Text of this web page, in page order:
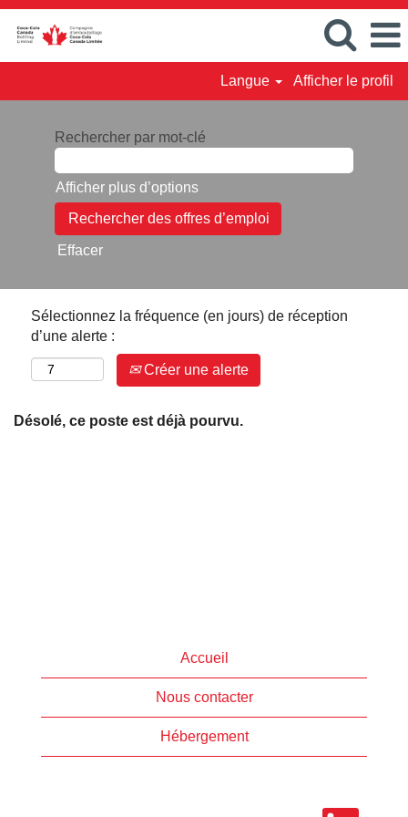
Langue Afficher le profil
Rechercher par mot-clé
Afficher plus d’options
Effacer
Sélectionnez la fréquence (en jours) de réception
d’une alerte :
Créer une alerte
Désolé, ce poste est déjà pourvu.
Accueil
Nous contacter
Hébergement
S